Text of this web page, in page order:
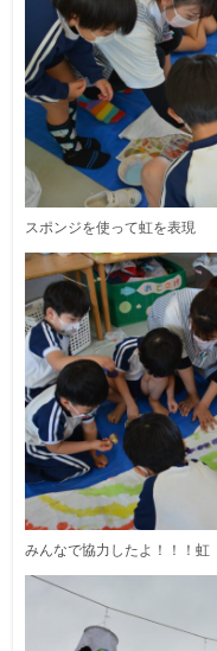
スポンジを使って虹を表現
みんなで協力したよ！！！虹